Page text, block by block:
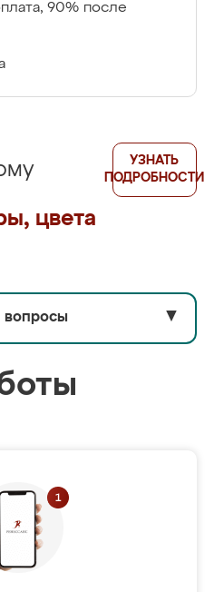
90% после
цвета
УЗНАТЬ
ПОДРОБНОСТИ
вопросы ▼